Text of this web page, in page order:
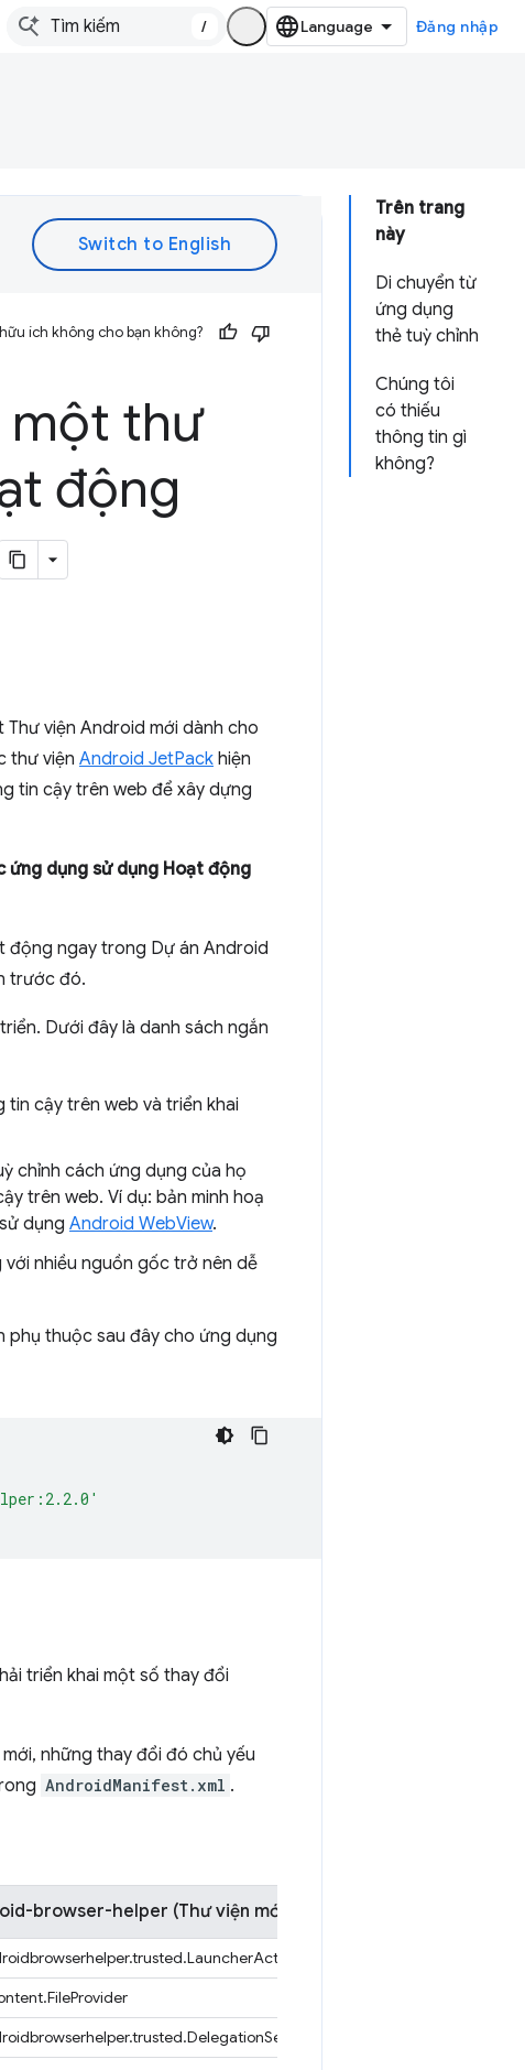
/ Đăng nhập
Trên trang
này
Di chuyển từ
ứng dụng
thẻ tuỳ chỉnh
Chúng tôi
có thiếu
thông tin gì
không?
ích không cho bạn không?
một thư
động
Thư viện Android mới dành cho
thư viện Android JetPack hiện
tin cậy trên web để xây dựng
dụng sử dụng Hoạt động
động ngay trong Dự án Android
trước đó.
Dưới đây là danh sách ngắn
cậy trên web và triển khai
chỉnh cách ứng dụng của họ
trên web. Ví dụ: bản minh hoạ
dụng Android WebView.
nhiều nguồn gốc trở nên dễ
phụ thuộc sau đây cho ứng dụng
triển khai một số thay đổi
những thay đổi đó chủ yếu
AndroidManifest.xml .
browser-helper (Thư viện mới)